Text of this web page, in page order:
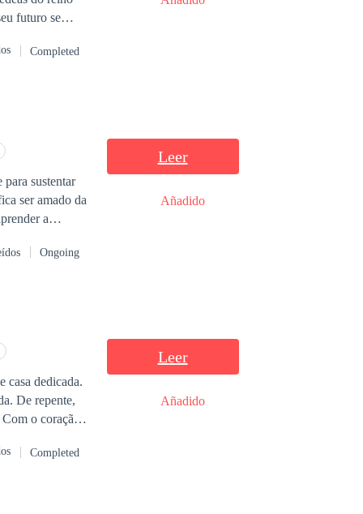
futuro se
Completed
ser amado da
Ongoing
Leer
Añadido
casa dedicada.
De repente,
Completed
Leer
Añadido